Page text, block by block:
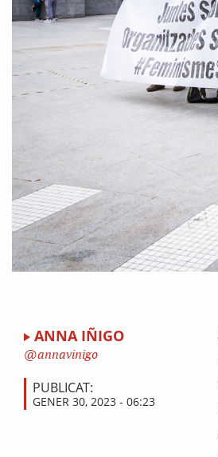
ANNA IÑIGO
annavinigo
PUBLICAT:
GENER 30, 2023 - 06:23